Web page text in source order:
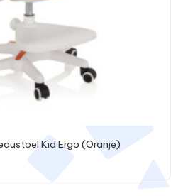
Kid Ergo (Oranje)